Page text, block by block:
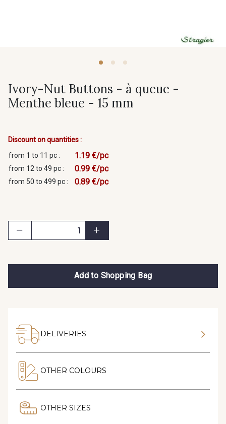
Ivory-Nut Buttons - à queue -
Menthe bleue - 15 mm
Discount on quantities :
from 1 to 11 pc :
1.19 €/pc
from 12 to 49 pc : 0.99 €/pc
from 50 to 499 pc : 0.89 €/pc
Add to Shopping Bag
DELIVERIES
OTHER COLOURS
OTHER SIZES